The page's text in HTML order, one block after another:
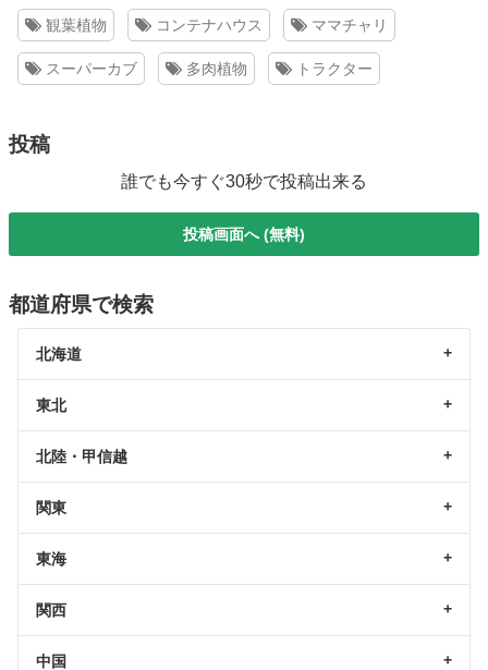
観葉植物 コンテナハウス ママチャリ
スーパーカブ 多肉植物 トラクター
投稿
誰でも今すぐ30秒で投稿出来る
投稿画面へ (無料)
都道府県で検索
北海道
東北
北陸・甲信越
関東
東海
関西
中国